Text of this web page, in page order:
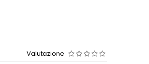
Valutazione